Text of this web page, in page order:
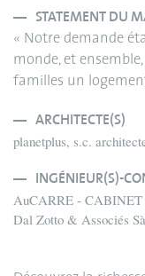
STATEMENT DU
« Notre demande
monde, et
familles un
ARCHITECTE(S)
planetplus, s.c.
INGÉNIEUR(S)-
AuCARRE -
Dal Zotto & Associés